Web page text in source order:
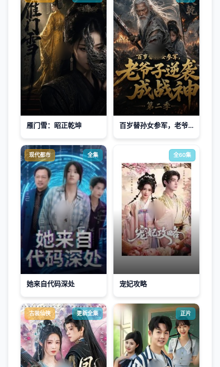
雁门雪：昭正乾坤 百岁替孙女参军，老爷子逆袭成战神第二季
现代都市 全集
她来自代码深处
全60集
宠妃攻略
古装仙侠 更新全集 正片